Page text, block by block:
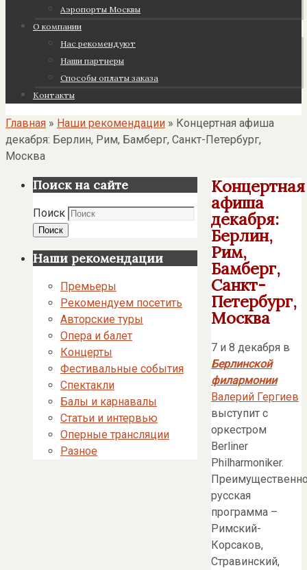
Аэропорты Москвы
О компании
Нас рекомендуют
Наши партнеры
Cпособы оплаты заказа
Контакты
Главная » Наши рекомендации » Концертная афиша
декабря: Берлин, Рим, Бамберг, Санкт-Петербург,
Москва
Концертная
афиша
декабря:
Берлин,
Рим,
Бамберг,
Санкт-
Петербург,
Москва
7 и 8 декабря в
Берлинской
филармонии
Валерий Гергиев
выступит с
оркестром
Berliner
Philharmoniker.
русская
программа –
Римский-
Корсаков,
Стравинский,
Поиск на сайте
Поиск
Поиск
Наши рекомендации
Премьеры
Рекомендуем посетить
Авторские туры
Опера и балет
Концерты
Фестивальные события
Спектакли
Балы и карнавалы
Статьи и интервью
Оперные трансляции
Разное